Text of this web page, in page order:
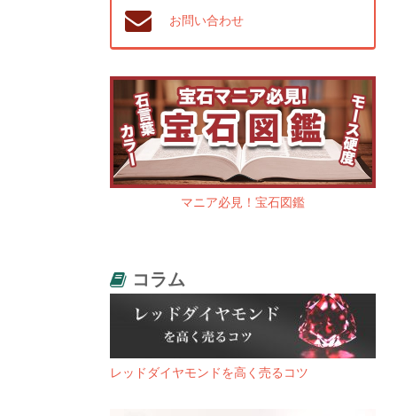
お問い合わせ
マニア必見！宝石図鑑
コラム
レッドダイヤモンドを高く売るコツ